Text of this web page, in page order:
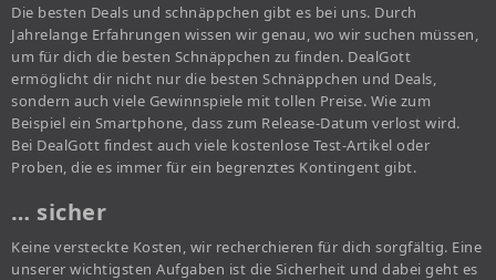
Die besten Deals und schnäppchen gibt es bei uns. Durch
Jahrelange Erfahrungen wissen wir genau, wo wir suchen müssen,
um für dich die besten Schnäppchen zu finden. DealGott
ermöglicht dir nicht nur die besten Schnäppchen und Deals,
sondern auch viele Gewinnspiele mit tollen Preise. Wie zum
Beispiel ein Smartphone, dass zum Release-Datum verlost wird.
Bei DealGott findest auch viele kostenlose Test-Artikel oder
Proben, die es immer für ein begrenztes Kontingent gibt.
… sicher
Keine versteckte Kosten, wir recherchieren für dich sorgfältig. Eine
unserer wichtigsten Aufgaben ist die Sicherheit und dabei geht es